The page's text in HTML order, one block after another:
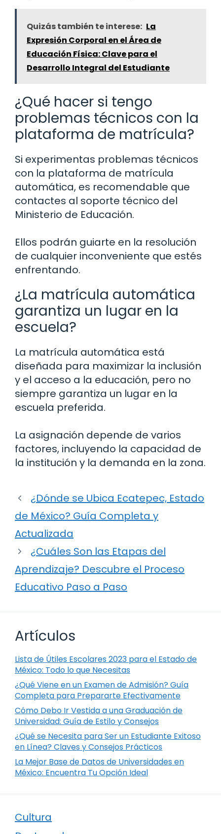
Quizás también te interese: La
Expresión Corporal en el Área de
Educación Física: Clave para el
Desarrollo Integral del Estudiante
¿Qué hacer si tengo
problemas técnicos con la
plataforma de matrícula?
Si experimentas problemas técnicos
con la plataforma de matrícula
automática, es recomendable que
contactes al soporte técnico del
Ministerio de Educación.
Ellos podrán guiarte en la resolución
de cualquier inconveniente que estés
enfrentando.
¿La matrícula automática
garantiza un lugar en la
escuela?
La matrícula automática está
diseñada para maximizar la inclusión
y el acceso a la educación, pero no
siempre garantiza un lugar en la
escuela preferida.
La asignación depende de varios
factores, incluyendo la capacidad de
la institución y la demanda en la zona.
¿Dónde se Ubica Ecatepec, Estado
de México? Guía Completa y
Actualizada
¿Cuáles Son las Etapas del
Aprendizaje? Descubre el Proceso
Educativo Paso a Paso
Artículos
Lista de Útiles Escolares 2023 para el Estado de
México: Todo lo que Necesitas
¿Qué Viene en un Examen de Admisión? Guía
Completa para Prepararte Efectivamente
Cómo Debo Ir Vestida a una Graduación de
Universidad: Guía de Estilo y Consejos
¿Qué se Necesita para Ser un Estudiante Exitoso
en Línea? Claves y Consejos Prácticos
La Mejor Base de Datos de Universidades en
México: Encuentra Tu Opción Ideal
Cultura